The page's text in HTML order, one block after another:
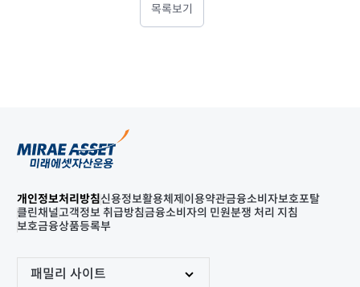
목록보기
개인정보처리방침신용정보활용체제 이용약관금융소비자보호포탈
클린채널고객정보 취급방침금융소비자의 민원분쟁 처리 지침
보호금융상품등록부
패밀리 사이트